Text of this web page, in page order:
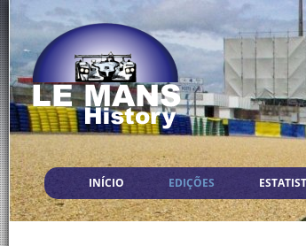
INÍCIO EDIÇÕES